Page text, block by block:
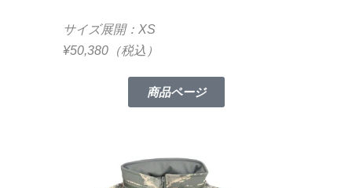
サイズ展開：XS
¥50,380（税込）
商品ページ